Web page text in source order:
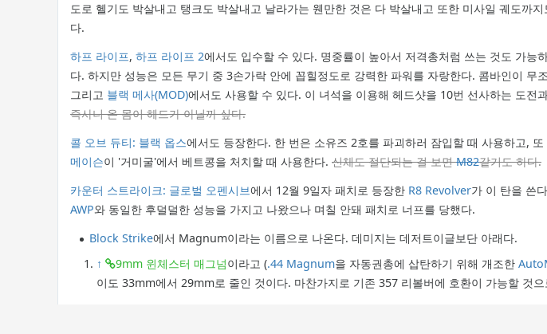
도로 헬기도 박살내고 탱크도 박살내고 날라가는 웬만한 것은 다 박살내고 또한 미사일 궤도까
다.
하프 라이프, 하프 라이프 2에서도 입수할 수 있다. 명중률이 높아서 저격총처럼 쓰는 것도 가능
다. 하지만 성능은 모든 무기 중 3손가락 안에 꼽힐정도로 강력한 파워를 자랑한다. 콤바인이 무
그리고 블랙 메사(MOD)에서도 사용할 수 있다. 이 녀석을 이용해 헤드샷을 10번 선사하는 도전
즉사니 온 몸이 헤드가 아닐까 싶다.
콜 오브 듀티: 블랙 옵스에서도 등장한다. 한 번은 소유즈 2호를 파괴하러 잠입할 때 사용하고, 또
메이슨이 '거미굴'에서 베트콩을 처치할 때 사용한다. 신체도 절단되는 걸 보면M82같기도 하다.
카운터 스트라이크: 글로벌 오펜시브에서 12월 9일자 패치로 등장한 R8 Revolver가 이 탄을 쓴
AWP와 동일한 후덜덜한 성능을 가지고 나왔으나 며칠 안돼 패치로 너프를 당했다.
Block Strike에서 Magnum이라는 이름으로 나온다. 데미지는 데저트이글보단 아래다.
↑
9mm 윈체스터 매그넘이라고 (.44 Magnum을 자동권총에 삽탄하기 위해 개조한
이도 33mm에서 29mm로 줄인 것이다. 마찬가지로 기존 357 리볼버에 호환이 가능할 것